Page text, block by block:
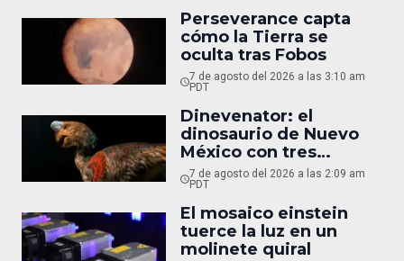
Perseverance capta
cómo la Tierra se
oculta tras Fobos
7 de agosto del 2026 a las 3:10 am
PDT
Dinevenator: el
dinosaurio de Nuevo
México con tres
nombres
7 de agosto del 2026 a las 2:09 am
PDT
El mosaico einstein
tuerce la luz en un
molinete quiral